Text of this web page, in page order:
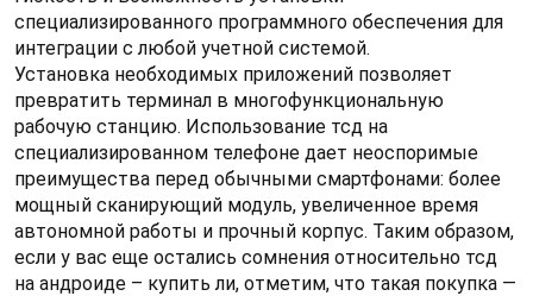
специализированного программного обеспечения для
интеграции с любой учетной системой.
Установка необходимых приложений позволяет
превратить терминал в многофункциональную
рабочую станцию. Использование тсд на
специализированном телефоне дает неоспоримые
преимущества перед обычными смартфонами: более
мощный сканирующий модуль, увеличенное время
автономной работы и прочный корпус. Таким образом,
если у вас еще остались сомнения относительно тсд
на андроиде – купить ли, отметим, что такая покупка —